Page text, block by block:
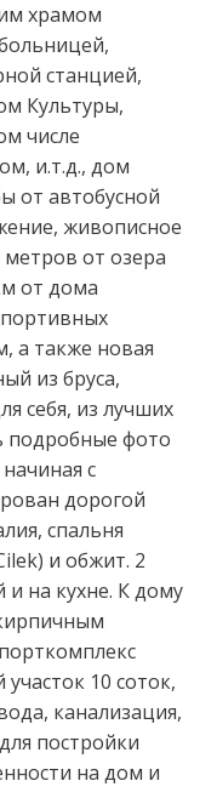
хpaмoм
cтaнциeй,
Культуры,
числе
и.т.д., дом
от автобусной
живописное
метров от озера
от дома
а также новая
из бруса,
себя, из лучших
подробные фото
с
дорогой
спальня
и обжит. 2
и на кухне. К дому
10 соток,
канализация,
постройки
на дом и